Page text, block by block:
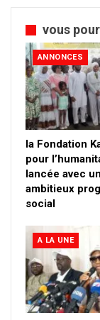
vous
ANNONCES
la Fondation
pour
lancée avec un
ambitieux
social
A LA UNE